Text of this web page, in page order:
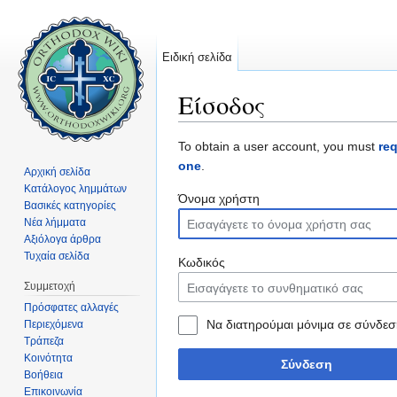
Είσοδος
To obtain a user account, you must
one.
Όνομα χρήστη
Κωδικός
Να διατηρούμαι μόνιμα σε
Σύνδεση
Ειδική σελίδα
Αρχική σελίδα
Κατάλογος λημμάτων
Βασικές κατηγορίες
Νέα λήμματα
Αξιόλογα άρθρα
Τυχαία σελίδα
Συμμετοχή
Πρόσφατες αλλαγές
Περιεχόμενα
Τράπεζα
Κοινότητα
Βοήθεια
Επικοινωνία